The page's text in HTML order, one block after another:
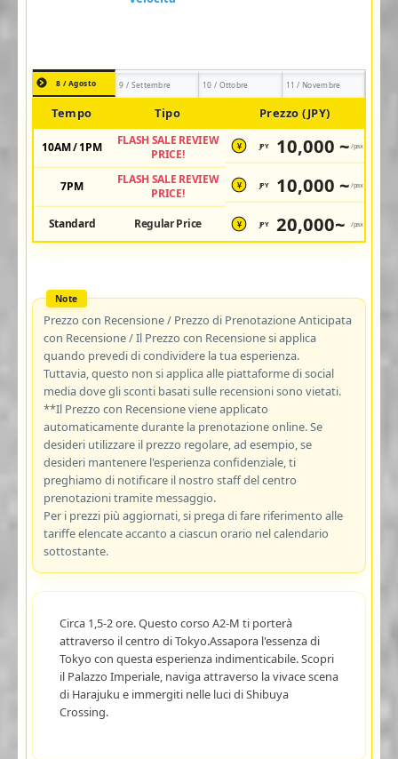
8 / Agosto 9 / Settembre 10 / Ottobre 11 / Novembre
Tempo Tipo Prezzo (JPY)
10AM / 1PM
FLASH SALE REVIEW
PRICE!
¥ JPY 10,000 ~ /pax
7PM
FLASH SALE REVIEW
PRICE!
¥ JPY 10,000 ~ /pax
Standard Regular Price ¥ JPY 20,000~ /pax
Prezzo con Recensione / Prezzo di Prenotazione Anticipata
con Recensione / Il Prezzo con Recensione si applica
quando prevedi di condividere la tua esperienza.
Tuttavia, questo non si applica alle piattaforme di social
media dove gli sconti basati sulle recensioni sono vietati.
**Il Prezzo con Recensione viene applicato
automaticamente durante la prenotazione online. Se
desideri utilizzare il prezzo regolare, ad esempio, se
desideri mantenere l'esperienza confidenziale, ti
preghiamo di notificare il nostro staff del centro
prenotazioni tramite messaggio.
Per i prezzi più aggiornati, si prega di fare riferimento alle
tariffe elencate accanto a ciascun orario nel calendario
sottostante.
Circa 1,5-2 ore. Questo corso A2-M ti porterà
attraverso il centro di Tokyo.Assapora l'essenza di
Tokyo con questa esperienza indimenticabile. Scopri
il Palazzo Imperiale, naviga attraverso la vivace scena
di Harajuku e immergiti nelle luci di Shibuya
Crossing.